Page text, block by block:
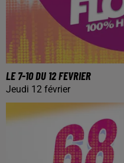
LE 7-10 DU 12 FEVRIER
Jeudi 12 février